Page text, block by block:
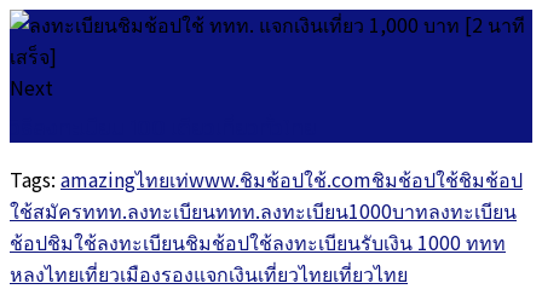
Next
Tags: amazingไทยเท่www.ชิมช้อปใช้.comชิมช้อปใช้ชิมช้อป
ใช้สมัครททท.ลงทะเบียนททท.ลงทะเบียน1000บาทลงทะเบียน
ช้อปชิมใช้ลงทะเบียนชิมช้อปใช้ลงทะเบียนรับเงิน 1000 ททท
หลงไทยเที่ยวเมืองรองแจกเงินเที่ยวไทยเที่ยวไทย